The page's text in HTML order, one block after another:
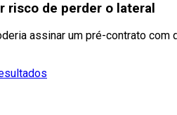
risco de perder o lateral
assinar um pré-contrato com